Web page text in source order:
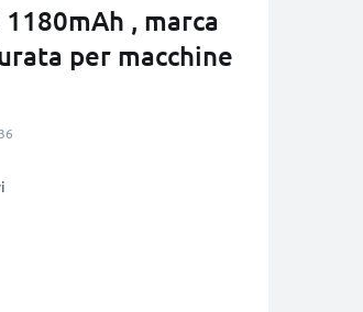
, marca
per macchine